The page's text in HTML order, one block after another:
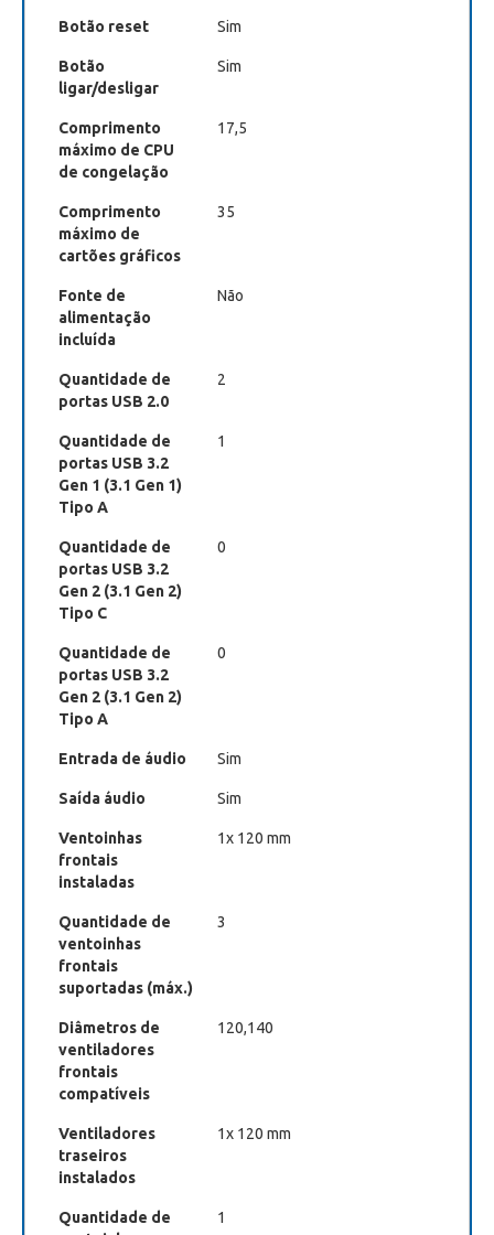
Botão reset Sim
Botão
ligar/desligar
Sim
Comprimento
máximo de CPU
de congelação
17,5
Comprimento
máximo de
cartões gráficos
35
Fonte de
alimentação
incluída
Não
Quantidade de
portas USB 2.0
2
Quantidade de
portas USB 3.2
Gen 1 (3.1 Gen 1)
Tipo A
1
Quantidade de
portas USB 3.2
Gen 2 (3.1 Gen 2)
Tipo C
0
Quantidade de
portas USB 3.2
Gen 2 (3.1 Gen 2)
Tipo A
0
Entrada de áudio Sim
Saída áudio Sim
Ventoinhas
frontais
instaladas
1x 120 mm
Quantidade de
ventoinhas
frontais
suportadas (máx.)
3
Diâmetros de
ventiladores
frontais
compatíveis
120,140
Ventiladores
traseiros
instalados
1x 120 mm
Quantidade de
1